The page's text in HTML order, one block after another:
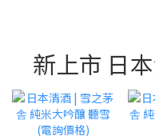
新上市 日